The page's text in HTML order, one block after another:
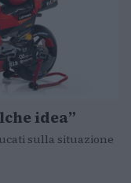
idea”
sulla situazione